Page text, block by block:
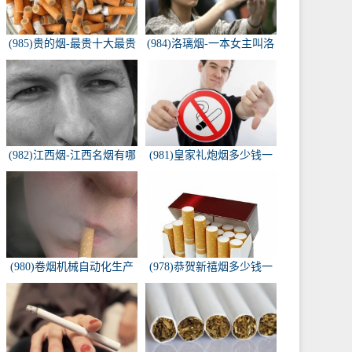
(985)贵的烟-最贵十大最贵
的香烟是什么
(984)洛璃烟-一本女主叫洛
璃烟的快穿小说，叫什么
名字来着？？？
(982)江西烟-江西名烟有哪
些
(981)皇家礼炮烟多少钱一
(980)卷烟机械自动化生产
线-中国烟草机械集团
(978)恭贺新禧烟多少钱一
包-恭贺新禧香烟有细支的
多少钱一盒？